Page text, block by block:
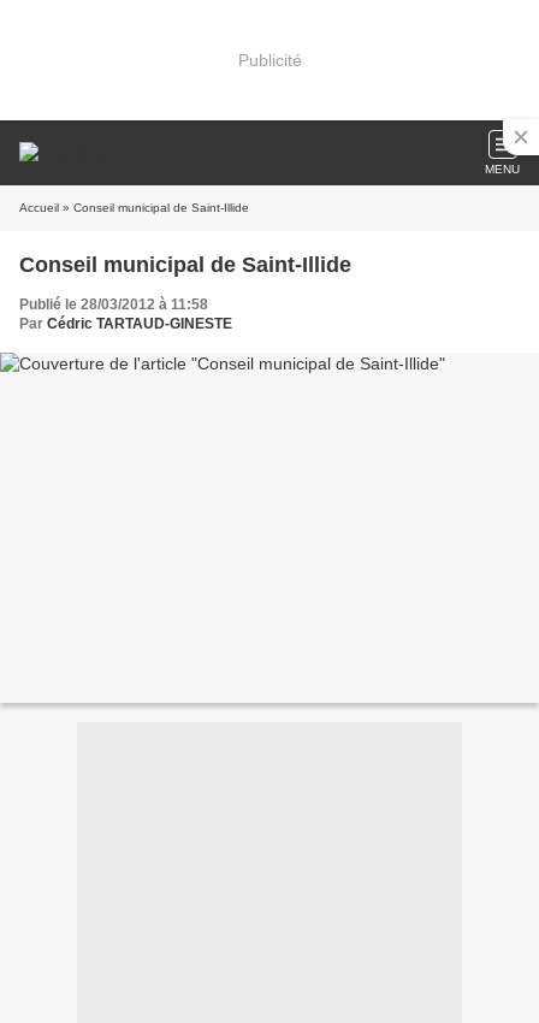
Publicité
MENU
Accueil » Conseil municipal de Saint-Illide
Conseil municipal de Saint-Illide
Publié le 28/03/2012 à 11:58
Par Cédric TARTAUD-GINESTE